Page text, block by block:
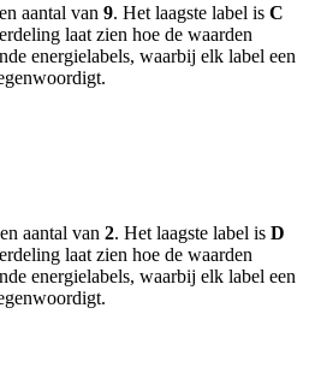
aantal van 9. Het laagste label is C
laat zien hoe de waarden
energielabels, waarbij elk label een
aantal van 2. Het laagste label is D
laat zien hoe de waarden
energielabels, waarbij elk label een